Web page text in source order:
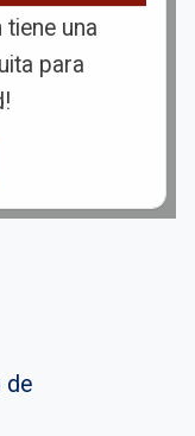
tiene una
para
de